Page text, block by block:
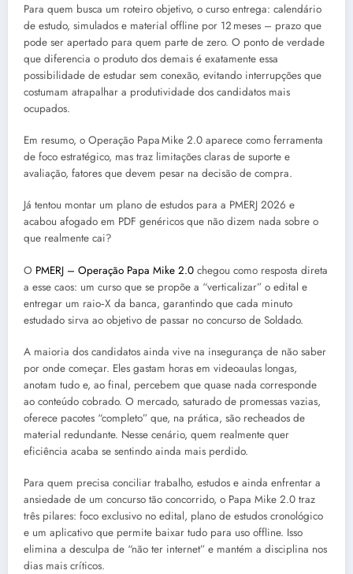
Para quem busca um roteiro objetivo, o curso entrega: calendário
de estudo, simulados e material offline por 12 meses – prazo que
pode ser apertado para quem parte de zero. O ponto de verdade
que diferencia o produto dos demais é exatamente essa
possibilidade de estudar sem conexão, evitando interrupções que
costumam atrapalhar a produtividade dos candidatos mais
ocupados.
Em resumo, o Operação Papa Mike 2.0 aparece como ferramenta
de foco estratégico, mas traz limitações claras de suporte e
avaliação, fatores que devem pesar na decisão de compra.
Já tentou montar um plano de estudos para a PMERJ 2026 e
acabou afogado em PDF genéricos que não dizem nada sobre o
que realmente cai?
O PMERJ – Operação Papa Mike 2.0 chegou como resposta direta
a esse caos: um curso que se propõe a “verticalizar” o edital e
entregar um raio‑X da banca, garantindo que cada minuto
estudado sirva ao objetivo de passar no concurso de Soldado.
A maioria dos candidatos ainda vive na insegurança de não saber
por onde começar. Eles gastam horas em videoaulas longas,
anotam tudo e, ao final, percebem que quase nada corresponde
ao conteúdo cobrado. O mercado, saturado de promessas vazias,
oferece pacotes “completo” que, na prática, são recheados de
material redundante. Nesse cenário, quem realmente quer
eficiência acaba se sentindo ainda mais perdido.
Para quem precisa conciliar trabalho, estudos e ainda enfrentar a
ansiedade de um concurso tão concorrido, o Papa Mike 2.0 traz
três pilares: foco exclusivo no edital, plano de estudos cronológico
e um aplicativo que permite baixar tudo para uso offline. Isso
elimina a desculpa de “não ter internet” e mantém a disciplina nos
dias mais críticos.